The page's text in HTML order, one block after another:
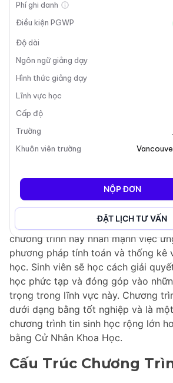
Tổng Quan Chương
Bằng Cao Đẳng Liên
Sinh Học
tại Langara College được
cho sinh viên những kỹ năng cần
diễn giải các tập dữ liệu sinh học
ngày càng trở thành một khoa học
chương trình này nhấn mạnh việc
phương pháp tính toán và thống kê
học. Sinh viên sẽ học cách giải
học phức tạp và đóng góp vào
trọng trong lĩnh vực này. Chương
dưới dạng bằng tốt nghiệp và là
chương trình tin sinh học rộng lớn
bằng Cử Nhân Khoa Học.
Cấu Trúc Chương
Phí ghi danh
Điều kiện PGWP
Độ dài
Ngôn ngữ giảng dạy
Hình thức giảng dạy
Lĩnh vực học
Cấp độ
Trường
Khuôn viên trường
NỘP ĐƠN
ĐẶT LỊCH TƯ VẤN